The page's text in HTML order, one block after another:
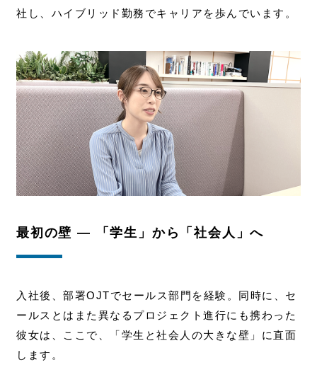
社し、ハイブリッド勤務でキャリアを歩んでいます。
最初の壁 ― 「学生」から「社会人」へ
入社後、部署OJTでセールス部門を経験。同時に、セ
ールスとはまた異なるプロジェクト進行にも携わった
彼女は、ここで、「学生と社会人の大きな壁」に直面
します。